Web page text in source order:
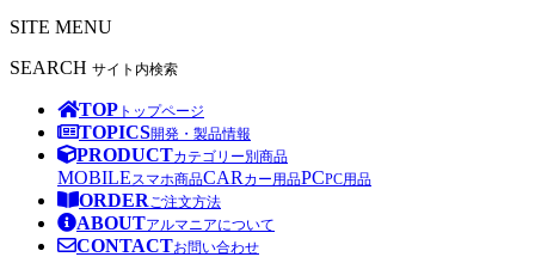
索
開
SITE MENU
SEARCH サイト内検索
TOP トップページ
TOPICS開発・製品情報
PRODUCTカテゴリー別商品
MOBILEスマホ商品CAR カー用品PCPC用品
ORDERご注文方法
ABOUTアルマニアについて
CONTACTお問い合わせ